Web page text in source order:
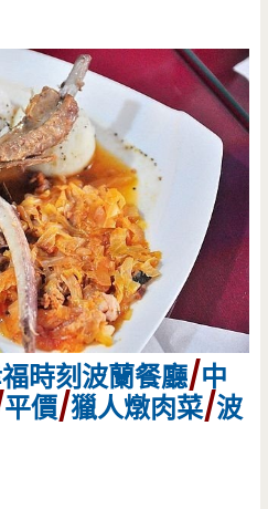
時刻波蘭餐廳/中
平價/獵人燉肉菜/波